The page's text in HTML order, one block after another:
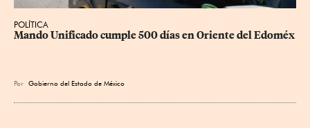
POLÍTICA
Mando Unificado cumple 500 días en Oriente del Edoméx
Por Gobierno del Estado de México